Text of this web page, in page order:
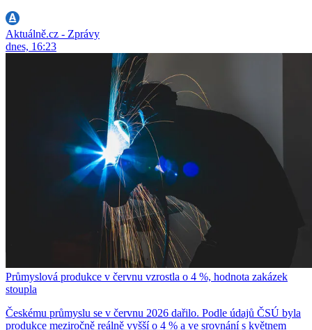
Aktuálně.cz - Zprávy
dnes, 16:23
Průmyslová produkce v červnu vzrostla o 4 %, hodnota zakázek
stoupla
Českému průmyslu se v červnu 2026 dařilo. Podle údajů ČSÚ byla
produkce meziročně reálně vyšší o 4 % a ve srovnání s květnem